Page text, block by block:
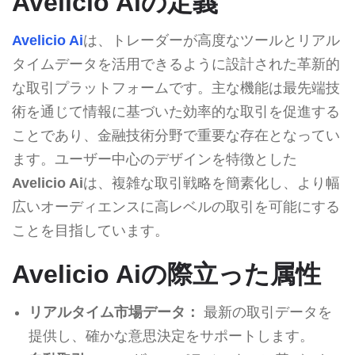
Avelicio Aiは、トレーダーが高度なツールとリアル
タイムデータを活用できるように設計された革新的
な取引プラットフォームです。主な機能は最先端技
術を通じて情報に基づいた効率的な取引を促進する
ことであり、金融技術分野で重要な存在となってい
ます。ユーザー中心のデザインを特徴とした
Avelicio Aiは、複雑な取引戦略を簡素化し、より幅
広いオーディエンスに高レベルの取引を可能にする
ことを目指しています。
Avelicio Aiの際立った属性
リアルタイム市場データ： 最新の取引データを
提供し、確かな意思決定をサポートします。